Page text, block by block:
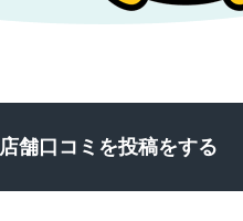
店舗口コミを投稿をする